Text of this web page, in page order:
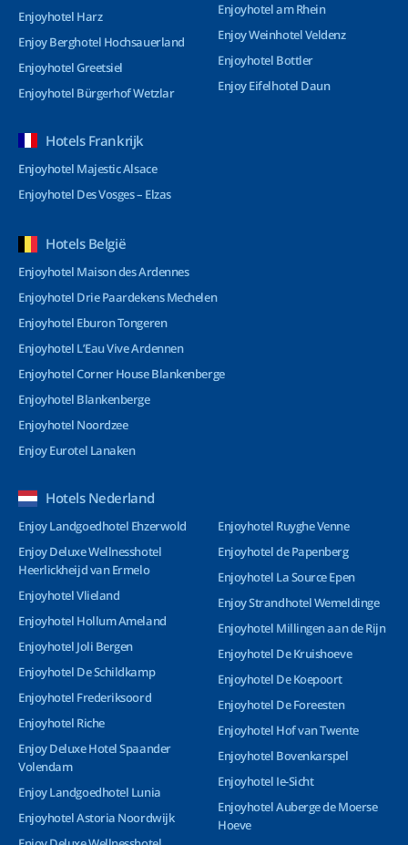
Enjoyhotel Harz
Enjoy Berghotel Hochsauerland
Enjoyhotel Greetsiel
Enjoyhotel Bürgerhof Wetzlar
Enjoyhotel am Rhein
Enjoy Weinhotel Veldenz
Enjoyhotel Bottler
Enjoy Eifelhotel Daun
Hotels Frankrijk
Enjoyhotel Majestic Alsace
Enjoyhotel Des Vosges – Elzas
Hotels België
Enjoyhotel Maison des Ardennes
Enjoyhotel Drie Paardekens Mechelen
Enjoyhotel Eburon Tongeren
Enjoyhotel L’Eau Vive Ardennen
Enjoyhotel Corner House Blankenberge
Enjoyhotel Blankenberge
Enjoyhotel Noordzee
Enjoy Eurotel Lanaken
Hotels Nederland
Enjoy Landgoedhotel Ehzerwold
Enjoy Deluxe Wellnesshotel
Heerlickheijd van Ermelo
Enjoyhotel Vlieland
Enjoyhotel Hollum Ameland
Enjoyhotel Joli Bergen
Enjoyhotel De Schildkamp
Enjoyhotel Frederiksoord
Enjoyhotel Riche
Enjoy Deluxe Hotel Spaander
Volendam
Enjoy Landgoedhotel Lunia
Enjoyhotel Astoria Noordwijk
Enjoyhotel Ruyghe Venne
Enjoyhotel de Papenberg
Enjoyhotel La Source Epen
Enjoy Strandhotel Wemeldinge
Enjoyhotel Millingen aan de Rijn
Enjoyhotel De Kruishoeve
Enjoyhotel De Koepoort
Enjoyhotel De Foreesten
Enjoyhotel Hof van Twente
Enjoyhotel Bovenkarspel
Enjoyhotel Ie-Sicht
Enjoyhotel Auberge de Moerse
Hoeve